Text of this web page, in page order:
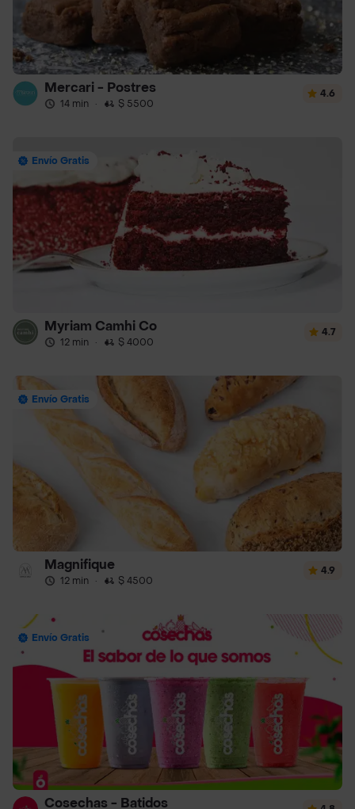
Mercari - Postres
14 min · $ 5500
4.6
Envío Gratis
Myriam Camhi Co
12 min · $ 4000
4.7
Envío Gratis
Magnifique
12 min · $ 4500
4.9
Envío Gratis
Cosechas - Batidos